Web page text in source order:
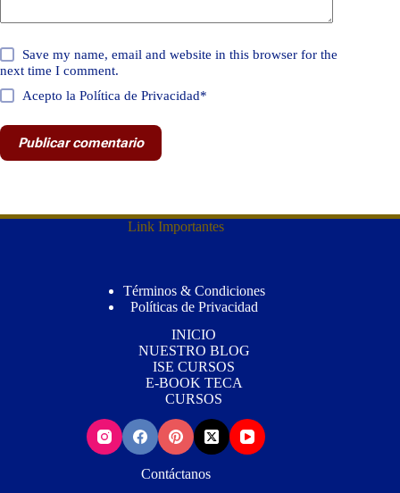
Save my name, email and website in this browser for the
next time I comment.
Acepto la Política de Privacidad*
Publicar comentario
Link Importantes
Términos & Condiciones
Políticas de Privacidad
INICIO
NUESTRO BLOG
ISE CURSOS
E-BOOK TECA
CURSOS
Contáctanos